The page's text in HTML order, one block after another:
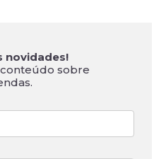
novidades!
sobre